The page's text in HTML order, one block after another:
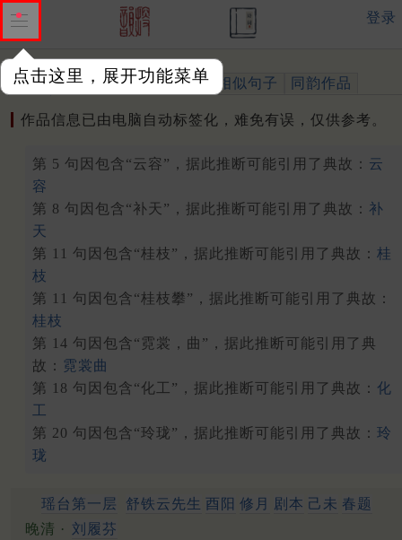
点击这里，展开功能菜单
登录
作品 标注四声 出处、引用 相似句子 同韵作品
作品信息已由电脑自动标签化，难免有误，仅供参考。
第 5 句因包含“云容”，据此推断可能引用了典故： 云
容
第 8 句因包含“补天”，据此推断可能引用了典故： 补
天
第 11 句因包含“桂枝”，据此推断可能引用了典故： 桂
枝
第 11 句因包含“桂枝攀”，据此推断可能引用了典故：
桂枝
第 14 句因包含“霓裳，曲”，据此推断可能引用了典
故： 霓裳曲
第 18 句因包含“化工”，据此推断可能引用了典故： 化
工
第 20 句因包含“玲珑”，据此推断可能引用了典故： 玲
珑
瑶台第一层 舒铁云先生 酉阳 修月 剧本 己未 春题
晚清 ·
刘履芬